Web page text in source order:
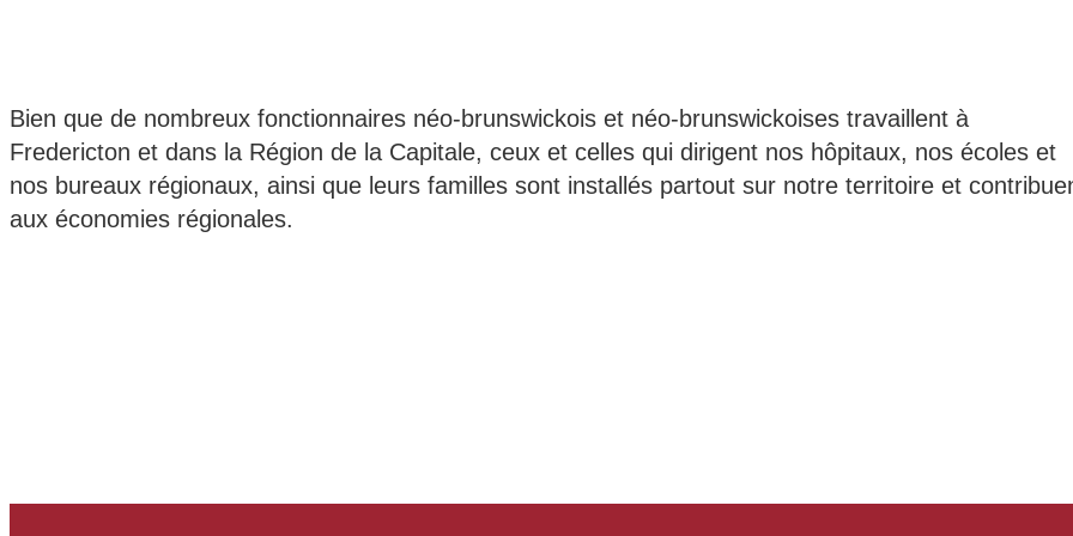
Bien que de nombreux fonctionnaires néo-brunswickois et néo-brunswickoises travaillent à
Fredericton et dans la Région de la Capitale, ceux et celles qui dirigent nos hôpitaux, nos écoles et
nos bureaux régionaux, ainsi que leurs familles sont installés partout sur notre territoire et
aux économies régionales.